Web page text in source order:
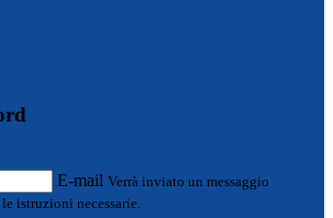
E-mail Verrà inviato un messaggio
istruzioni necessarie.